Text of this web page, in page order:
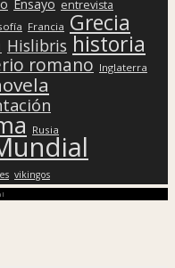
Ensayo entrevista
Francia Grecia
Hislibris historia
romano Inglaterra
Rusia
vikingos